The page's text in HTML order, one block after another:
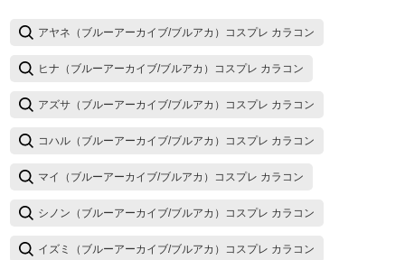
アヤネ（ブルーアーカイブ/ブルアカ）コスプレ カラコン
ヒナ（ブルーアーカイブ/ブルアカ）コスプレ カラコン
アズサ（ブルーアーカイブ/ブルアカ）コスプレ カラコン
コハル（ブルーアーカイブ/ブルアカ）コスプレ カラコン
マイ（ブルーアーカイブ/ブルアカ）コスプレ カラコン
シノン（ブルーアーカイブ/ブルアカ）コスプレ カラコン
イズミ（ブルーアーカイブ/ブルアカ）コスプレ カラコン